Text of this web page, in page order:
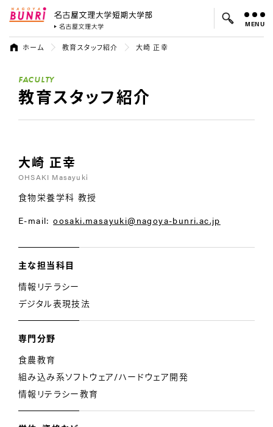
名古屋文理大学 短期大学部
よく検索されているキーワード：
MENU
ホーム 教育スタッフ紹介 大崎 正幸
FACULTY
教育スタッフ紹介
大崎 正幸
OHSAKI Masayuki
食物栄養学科 教授
E-mail:oosaki.masayuki@nagoya-bunri.ac.jp
主な担当科目
情報リテラシー
デジタル表現技法
専門分野
食農教育
組み込み系ソフトウェア/ハードウェア開発
情報リテラシー教育